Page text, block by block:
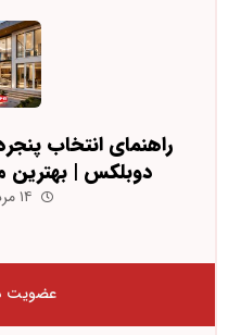
راهنمای انتخاب
دوبلکس | بهترین
۱۴ مرداد ۱۴۰۵
عضویت